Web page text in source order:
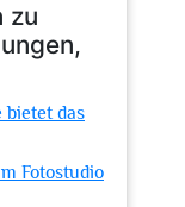
zu
bietet das
Fotostudio